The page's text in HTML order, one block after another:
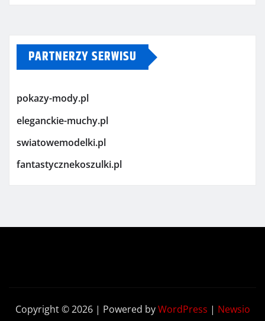
PARTNERZY SERWISU
pokazy-mody.pl
eleganckie-muchy.pl
swiatowemodelki.pl
fantastycznekoszulki.pl
Copyright © 2026 | Powered byWordPress | Newsio